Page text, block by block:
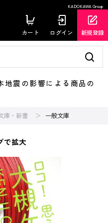
KADOKAWA Group
カート ログイン 新規登録
震の影響による商品の
庫・新書 一般文庫
で拡大